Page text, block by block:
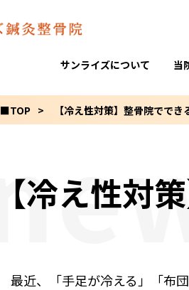
サンライズについて 当
■TOP 【冷え性対策】整骨院でで
【冷え性対
最近、「手足が冷える」「布